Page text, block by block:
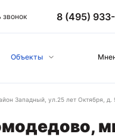
звонок 8 (495)
Объекты
Западный, ул.25 лет Октября, д.